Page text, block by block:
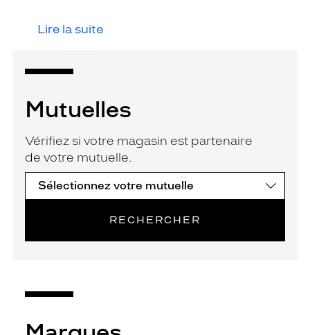
Lire la suite
Mutuelles
Vérifiez si votre magasin est partenaire
de votre mutuelle.
RECHERCHER